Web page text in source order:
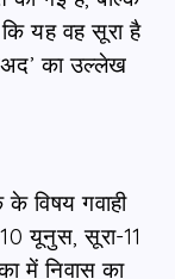
यह वह सूरा है
का उल्लेख
गवाही
यूनुस, सूरा-11
में निवास का